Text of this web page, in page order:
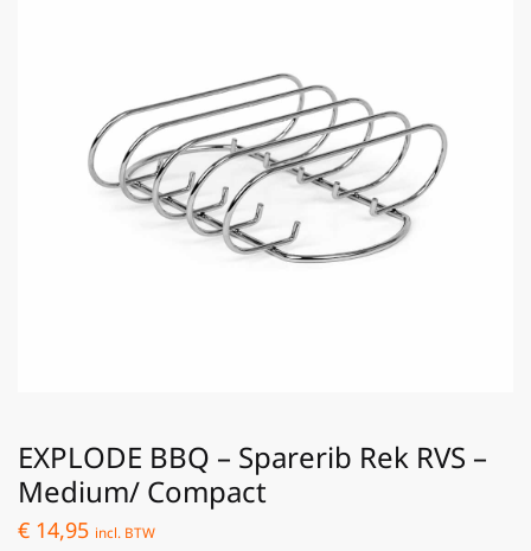
EXPLODE BBQ – Sparerib Rek RVS –
Medium/ Compact
€ 14,95 incl. BTW